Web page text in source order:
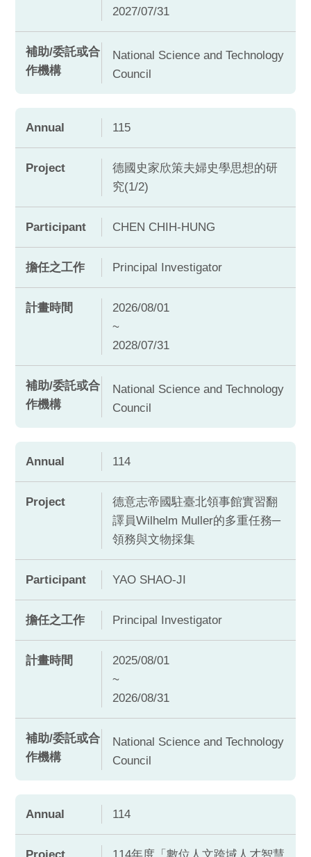
2027/07/31
補助/委託或合
作機構
National Science and Technology
Council
Annual 115
Project
德國史家欣策夫婦史學思想的研
究(1/2)
Participant CHEN CHIH-HUNG
擔任之工作 Principal Investigator
計畫時間
2026/08/01
~
2028/07/31
補助/委託或合
作機構
National Science and Technology
Council
Annual 114
Project
德意志帝國駐臺北領事館實習翻
譯員Wilhelm Muller的多重任務─
領務與文物採集
Participant YAO SHAO-JI
擔任之工作 Principal Investigator
計畫時間
2025/08/01
~
2026/08/31
補助/委託或合
作機構
National Science and Technology
Council
Annual 114